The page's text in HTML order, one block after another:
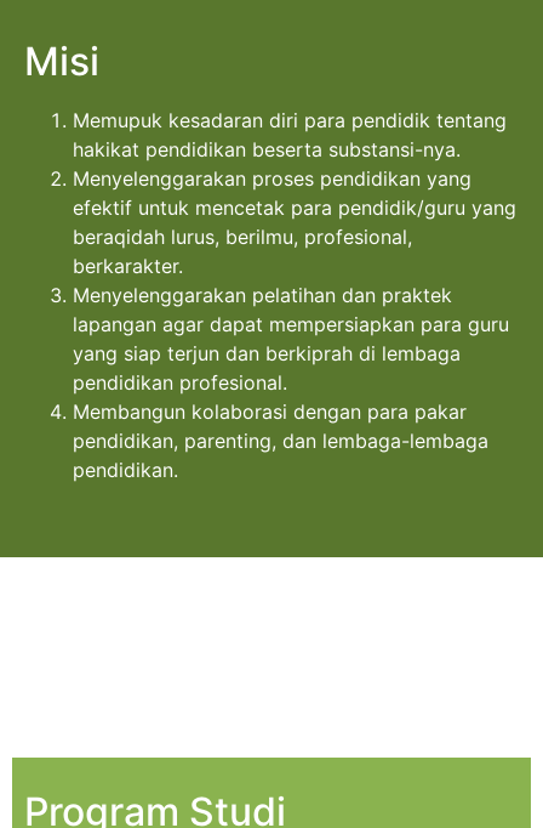
Misi
Memupuk kesadaran diri para pendidik tentang
hakikat pendidikan beserta substansi-nya.
Menyelenggarakan proses pendidikan yang
efektif untuk mencetak para pendidik/guru yang
beraqidah lurus, berilmu, profesional,
berkarakter.
Menyelenggarakan pelatihan dan praktek
lapangan agar dapat mempersiapkan para guru
yang siap terjun dan berkiprah di lembaga
pendidikan profesional.
Membangun kolaborasi dengan para pakar
pendidikan, parenting, dan lembaga-lembaga
pendidikan.
Program Studi